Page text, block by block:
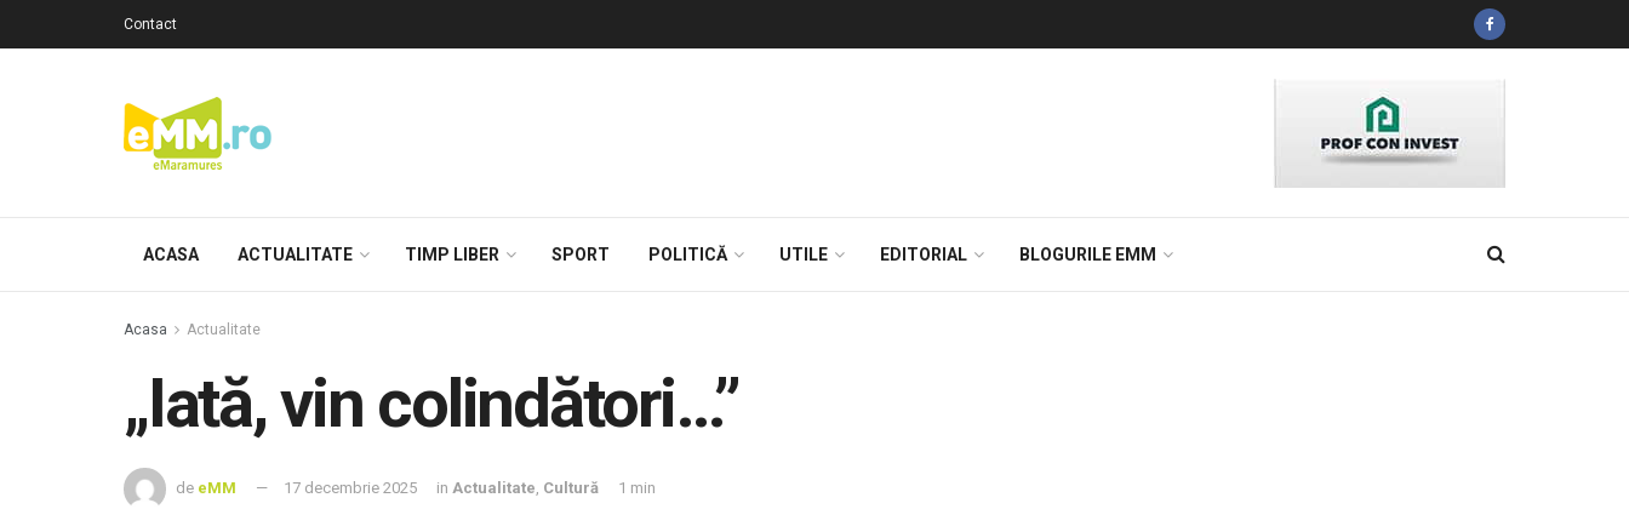
Contact
ACASA ACTUALITATE TIMP LIBER SPORT POLITICĂ UTILE EDITORIAL BLOGURILE EMM
Acasa Actualitate
„Iată, vin colindători…”
de eMM 17 decembrie 2025 in Actualitate, Cultură 1 min